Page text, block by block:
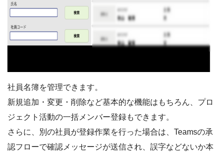
社員名簿を管理できます。
新規追加・変更・削除など基本的な機能はもちろん、プロ
ジェクト活動の一括メンバー登録もできます。
さらに、別の社員が登録作業を行った場合は、Teamsの承
認フローで確認メッセージが送信され、誤字などないか本